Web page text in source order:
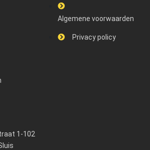
Algemene voorwaarden
Privacy policy
1-102